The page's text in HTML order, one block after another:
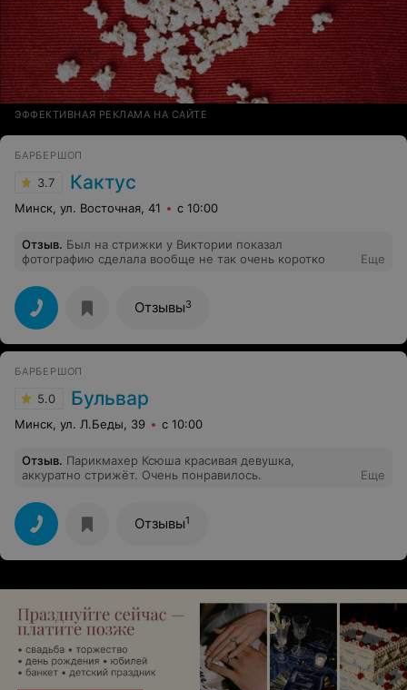
ЭФФЕКТИВНАЯ РЕКЛАМА НА САЙТЕ
БАРБЕРШОП
3.7 Кактус
Минск, ул. Восточная, 41 с 10:00
Отзыв. Был на стрижки у Виктории показал
фотографию сделала вообще не так очень коротко
Еще
Отзывы3
БАРБЕРШОП
5.0 Бульвар
Минск, ул. Л.Беды, 39 с 10:00
Отзыв. Парикмахер Ксюша красивая девушка,
аккуратно стрижёт. Очень понравилось.
Еще
Отзывы1